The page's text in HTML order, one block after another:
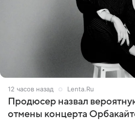
12 часов назад Lenta.Ru
Продюсер назвал
отмены концерта